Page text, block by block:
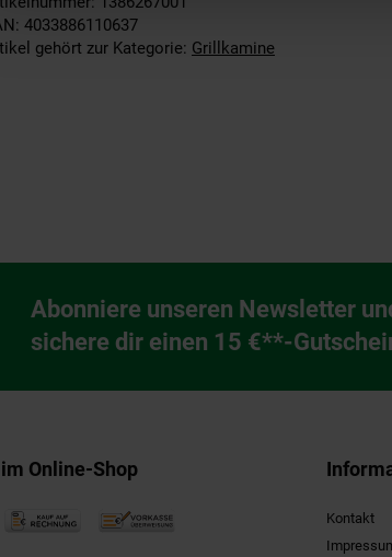
4033886110637
gehört zur Kategorie: Grillkamine
Newsletter Anmeldung
Abonniere unseren Newsletter
sichere dir einen 15 €**-
Online-Shop
Kontakt